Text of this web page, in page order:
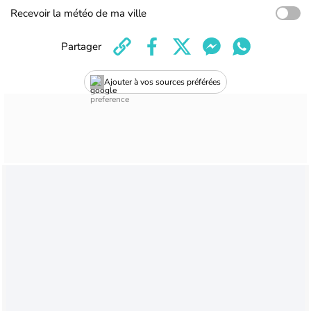
Recevoir la météo de ma ville
Ajouter à vos sources préférées
Partager